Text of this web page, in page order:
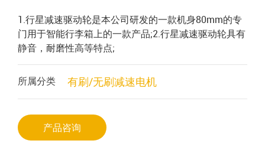
1.行星减速驱动轮是本公司研发的一款机身80mm的专
门用于智能行李箱上的一款产品;2.行星减速驱动轮具有
所属分类 有刷/无刷减速电机
产品咨询